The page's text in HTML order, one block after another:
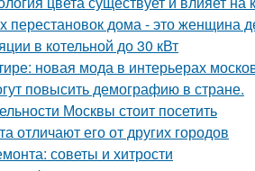
перестановок дома - это женщина
в котельной до 30 кВт
новая мода в интерьерах
повысить демографию в стране.
Москвы стоит посетить
отличают его от других городов
советы и хитрости